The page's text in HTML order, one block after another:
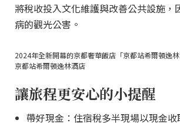
將稅收投入文化維護與改善公共設施，
病的觀光公害。
2024年全新開幕的京都奢華飯店「京都站希爾頓逸
京都站希爾頓逸林酒店
讓旅程更安心的小提醒
帶好現金：住宿稅多半現場以現金